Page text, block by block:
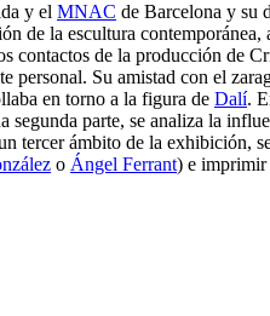
y el MNAC de Barcelona y su
de la escultura
contactos de la producción de
personal. Su amistad con el
en torno a la figura de Dalí.
segunda parte, se analiza la
ámbito de la exhibición,
o Ángel Ferrant) e imprimir